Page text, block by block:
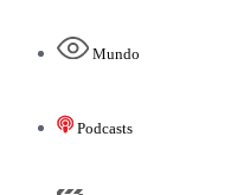
Mundo
Podcasts